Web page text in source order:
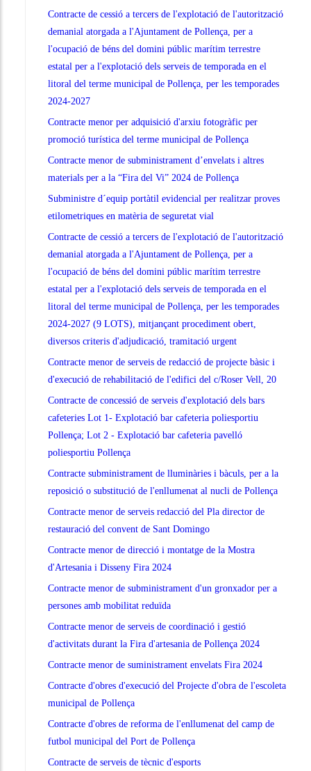
Contracte de cessió a tercers de l'explotació de l'autorització
demanial atorgada a l'Ajuntament de Pollença, per a
l'ocupació de béns del domini públic marítim terrestre
estatal per a l'explotació dels serveis de temporada en el
litoral del terme municipal de Pollença, per les temporades
2024-2027
Contracte menor per adquisició d'arxiu fotogràfic per
promoció turística del terme municipal de Pollença
Contracte menor de subministrament d’envelats i altres
materials per a la “Fira del Vi” 2024 de Pollença
Subministre d´equip portàtil evidencial per realitzar proves
etilometriques en matèria de seguretat vial
Contracte de cessió a tercers de l'explotació de l'autorització
demanial atorgada a l'Ajuntament de Pollença, per a
l'ocupació de béns del domini públic marítim terrestre
estatal per a l'explotació dels serveis de temporada en el
litoral del terme municipal de Pollença, per les temporades
2024-2027 (9 LOTS), mitjançant procediment obert,
diversos criteris d'adjudicació, tramitació urgent
Contracte menor de serveis de redacció de projecte bàsic i
d'execució de rehabilitació de l'edifici del c/Roser Vell, 20
Contracte de concessió de serveis d'explotació dels bars
cafeteries Lot 1- Explotació bar cafeteria poliesportiu
Pollença; Lot 2 - Explotació bar cafeteria pavelló
poliesportiu Pollença
Contracte subministrament de lluminàries i bàculs, per a la
reposició o substitució de l'enllumenat al nucli de Pollença
Contracte menor de serveis redacció del Pla director de
restauració del convent de Sant Domingo
Contracte menor de direcció i montatge de la Mostra
d'Artesania i Disseny Fira 2024
Contracte menor de subministrament d'un gronxador per a
persones amb mobilitat reduïda
Contracte menor de serveis de coordinació i gestió
d'activitats durant la Fira d'artesania de Pollença 2024
Contracte menor de suministrament envelats Fira 2024
Contracte d'obres d'execució del Projecte d'obra de l'escoleta
municipal de Pollença
Contracte d'obres de reforma de l'enllumenat del camp de
futbol municipal del Port de Pollença
Contracte de serveis de tècnic d'esports